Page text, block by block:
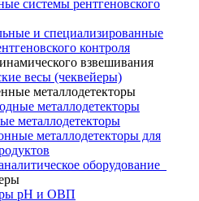
системы рентгеновского
и специализированные
контроля
взвешивания
весы (чеквейеры)
металлодетекторы
металлодетекторы
металлодетекторы
металлодетекторы для
оборудование
рН и ОВП